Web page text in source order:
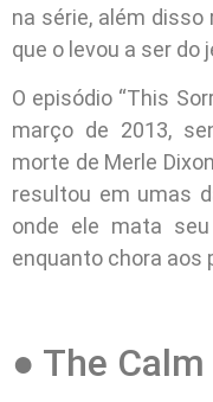
na série, além
que o levou a ser do
O episódio “This
março de 2013,
morte de Merle
resultou em umas
onde ele mata
enquanto chora aos
● The